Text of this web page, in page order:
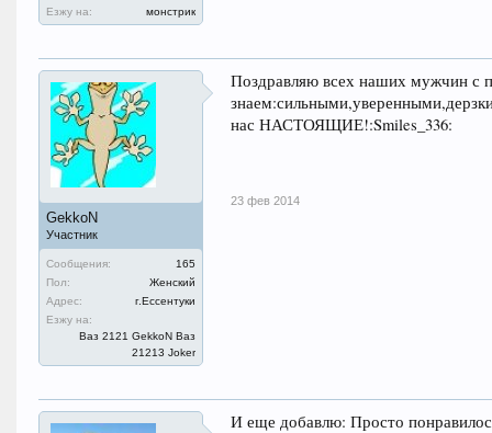
Езжу на:
монстрик
GekkoN
Участник
Сообщения:
165
Пол:
Женский
Адрес:
г.Ессентуки
Езжу на:
Ваз 2121 GekkoN Ваз
21213 Joker
Поздравляю всех наших мужчин с
нас НАСТОЯЩИЕ!:Smiles_336:
23 фев 2014
И еще добавлю: Просто